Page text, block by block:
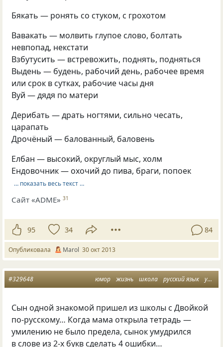
Бякать — ронять со стуком, с грохотом
Вавакать — молвить глупое слово, болтать
невпопад, некстати
Взбутусить — встревожить, поднять, подняться
Выдень — будень, рабочий день, рабочее время
или срок в сутках, рабочие часы дня
Вуй — дядя по матери
Дерибать — драть ногтями, сильно чесать,
царапать
Дрочёный — балованный, баловень
Елбан — высокий, округлый мыс, холм
Ендовочник — охочий до пива, браги, попоек
… показать весь текст …
Сайт «ADME» 31
95 34 84
Опубликовала Marol 30 окт 2013
юмор жизнь школа русский язык умиление
#329648
Сын одной знакомой пришел из школы с Двойкой
по-русскому… Когда мама открыла тетрадь —
умилению не было предела, сынок умудрился
в слове из 2-х букв сделать 4 ошибки…